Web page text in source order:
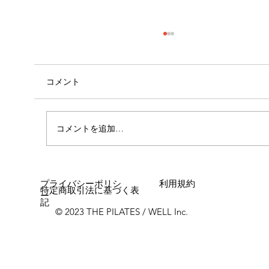
心斎橋店 店長就任！！
コメント
コメントを追加…
© 2023 THE PILATES / WELL Inc.
プライバシーポリシ
ー
利用規約
特定商取引法に基づく表
記